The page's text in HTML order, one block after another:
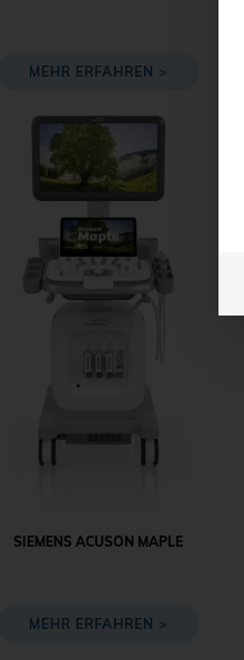
MEHR ERFAHREN >
SIEMENS ACUSON MAPLE
MEHR ERFAHREN >